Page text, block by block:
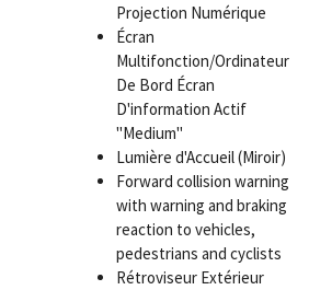
Projection Numérique
Écran
Multifonction/Ordinateur
De Bord Écran
D'information Actif
"Medium"
Lumière d'Accueil (Miroir)
Forward collision warning
with warning and braking
reaction to vehicles,
pedestrians and cyclists
Rétroviseur Extérieur